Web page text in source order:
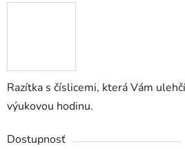
Razítka s číslicemi, která Vám
výukovou hodinu.
Dostupnosť